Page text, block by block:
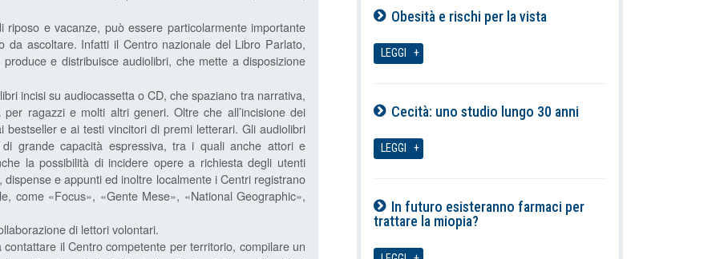
e vacanze, può essere particolarmente importante
ascoltare. Infatti il Centro nazionale del Libro Parlato,
e distribuisce audiolibri, che mette a disposizione
incisi su audiocassetta o CD, che spaziano tra narrativa,
ragazzi e molti altri generi. Oltre che all’incisione dei
e ai testi vincitori di premi letterari. Gli audiolibri
grande capacità espressiva, tra i quali anche attori e
la possibilità di incidere opere a richiesta degli utenti
e appunti ed inoltre localmente i Centri registrano
come «Focus», «Gente Mese», «National Geographic»,
di lettori volontari.
il Centro competente per territorio, compilare un
Obesità e rischi per la vista
LEGGI
Cecità: uno studio lungo 30 anni
LEGGI
In futuro esisteranno farmaci per
trattare la miopia?